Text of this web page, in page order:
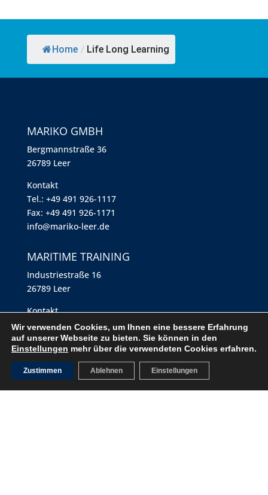
Home / Life Long Learning
MARIKO GMBH
Berg­mann­straße 36
26789 Leer
Kontakt
Tel.: +49 491 926-1117
Fax: +49 491 926-1171
info@mariko-leer.de
MARITIME TRAINING
Industriestraße 16
26789 Leer
Kontakt
Tel.: +49 491 45 45 46 28
Fax: +49 491 926-91196
maritime-training@mariko-leer.de
Impressum
Wir verwenden Cookies, um Ihnen eine bessere Erfahrung
auf unserer Webseite zu bieten. Sie können in den
Einstellungen mehr über die verwendeten Cookies erfahren.
Zustimmen Ablehnen Einstellungen